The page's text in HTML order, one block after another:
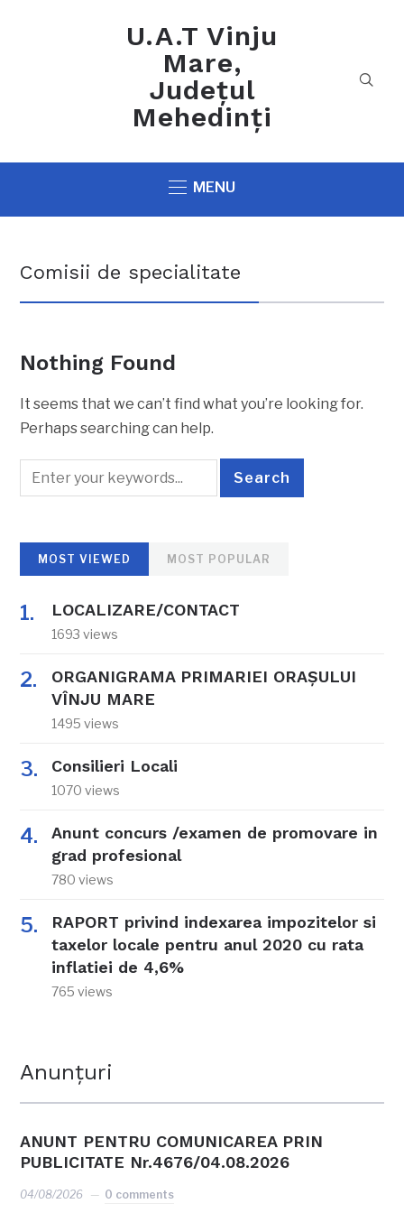
U.A.T Vinju
Mare,
Județul
Mehedinți
MENU
Comisii de specialitate
Nothing Found
It seems that we can’t find what you’re looking for.
Perhaps searching can help.
MOST VIEWED MOST POPULAR
LOCALIZARE/CONTACT
1693 views
ORGANIGRAMA PRIMARIEI ORAŞULUI
VÎNJU MARE
1495 views
Consilieri Locali
1070 views
Anunt concurs /examen de promovare in
grad profesional
780 views
RAPORT privind indexarea impozitelor si
taxelor locale pentru anul 2020 cu rata
inflatiei de 4,6%
765 views
Anunțuri
ANUNT PENTRU COMUNICAREA PRIN
PUBLICITATE Nr.4676/04.08.2026
04/08/2026 0 comments